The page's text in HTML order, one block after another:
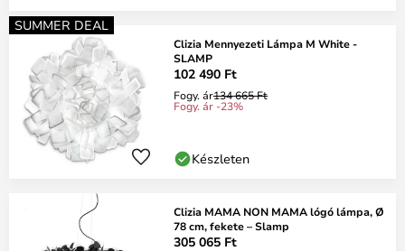
SUMMER DEAL
Clizia Mennyezeti Lámpa M White -
SLAMP
102 490 Ft
Fogy. ár134 665 Ft
Fogy. ár -23%
Készleten
Clizia MAMA NON MAMA lógó lámpa, Ø
78 cm, fekete – Slamp
305 065 Ft